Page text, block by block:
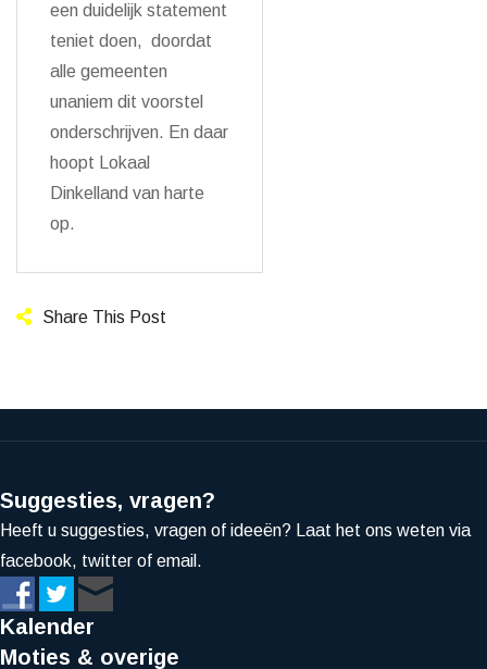
een duidelijk statement
teniet doen, doordat
alle gemeenten
unaniem dit voorstel
onderschrijven. En daar
hoopt Lokaal
Dinkelland van harte
op.
Share This Post
Suggesties, vragen?
Heeft u suggesties, vragen of ideeën? Laat het ons weten via
facebook, twitter of email.
Kalender
Moties & overige